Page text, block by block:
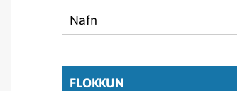
Nafn
FLOKKUN